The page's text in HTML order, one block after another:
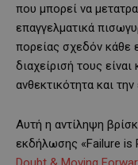
που μπορεί να
επαγγελματικά
πορείας σχεδόν κάθε
διαχείρισή τους
ανθεκτικότητα και
Αυτή η αντίληψη
εκδήλωσης «Failure is